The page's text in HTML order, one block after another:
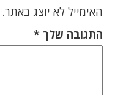
האימייל לא יוצג באתר.
התגובה שלך *